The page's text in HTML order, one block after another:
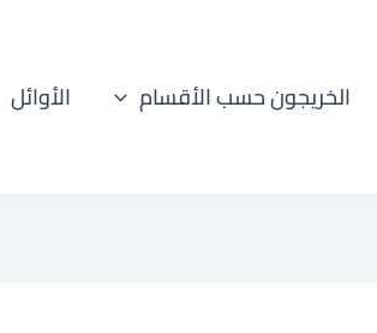
الخريجون حسب الأقسام الأوائل